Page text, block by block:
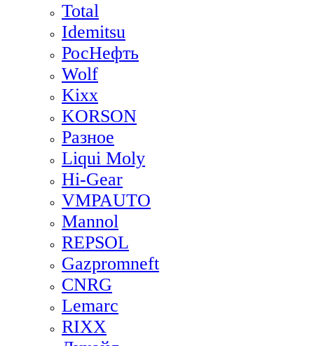
Total
Idemitsu
РосНефть
Wolf
Kixx
KORSON
Разное
Liqui Moly
Hi-Gear
VMPAUTO
Mannol
REPSOL
Gazpromneft
CNRG
Lemarc
RIXX